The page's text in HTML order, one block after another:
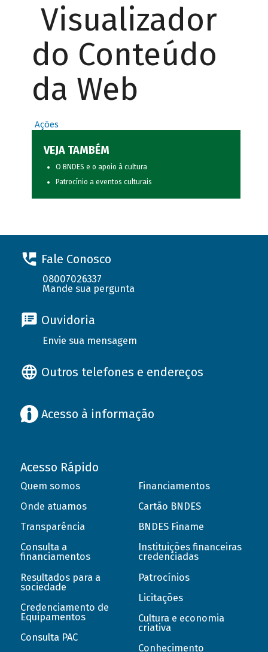
Visualizador
do Conteúdo
da Web
Ações
VEJA TAMBÉM
O BNDES e o apoio à cultura
Patrocínio a eventos culturais
Fale Conosco
08007026337
Mande sua pergunta
Ouvidoria
Envie sua mensagem
Outros telefones e endereços
Acesso à informação
Acesso Rápido
Quem somos
Onde atuamos
Transparência
Consulta a
financiamentos
Resultados para a
sociedade
Credenciamento de
Equipamentos
Consulta PAC
Financiamentos
Cartão BNDES
BNDES Finame
Instituições financeiras
credenciadas
Patrocínios
Licitações
Cultura e economia
criativa
Conhecimento